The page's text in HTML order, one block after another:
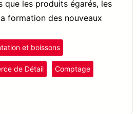
que les produits égarés, les
formation des nouveaux
et boissons
de Détail Comptage